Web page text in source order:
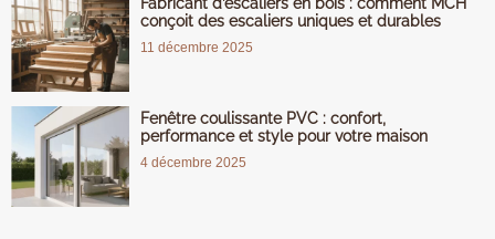
conçoit des escaliers uniques et durables
11 décembre 2025
Fenêtre coulissante PVC : confort,
performance et style pour votre maison
4 décembre 2025